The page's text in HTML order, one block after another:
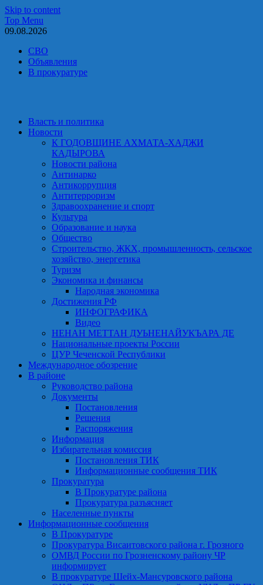
Skip to content
Top Menu
09.08.2026
СВО
Объявления
В прокуратуре
Власть и политика
Новости
К ГОДОВЩИНЕ АХМАТА-ХАДЖИ
КАДЫРОВА
Новости района
Антинарко
Антикоррупция
Антитерроризм
Здравоохранение и спорт
Культура
Образование и наука
Общество
Строительство, ЖКХ, промышленность, сельское
хозяйство, энергетика
Туризм
Экономика и финансы
Народная экономика
Достижения РФ
ИНФОГРАФИКА
Видео
НЕНАН МЕТТАН ДУЬНЕНАЙУКЪАРА ДЕ
Национальные проекты России
ЦУР Чеченской Республики
Международное обозрение
В районе
Руководство района
Документы
Постановления
Решения
Распоряжения
Информация
Избирательная комиссия
Постановления ТИК
Информационные сообщения ТИК
Прокуратура
В Прокуратуре района
Прокуратура разъясняет
Населенные пункты
Информационные сообщения
В Прокуратуре
Прокуратура Висаитовского района г. Грозного
ОМВД России по Грозненскому району ЧР
информирует
В прокуратуре Шейх-Мансуровского района